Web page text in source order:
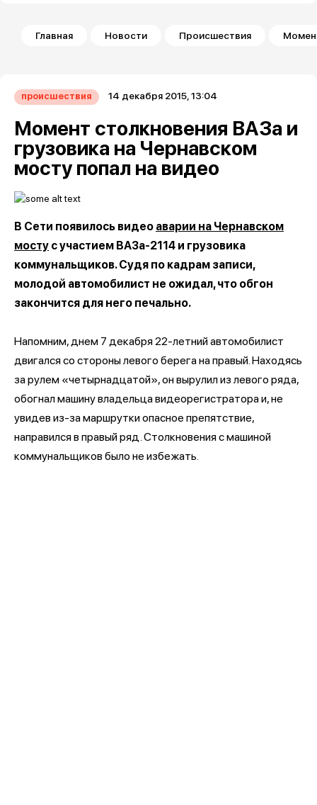
Строка навигации
Главная Новости Происшествия
происшествия 14 декабря 2015, 13:04
Момент столкновения ВАЗа и
грузовика на Чернавском
мосту попал на видео
В Сети появилось видео аварии на Чернавском
мосту с участием ВАЗа-2114 и грузовика
коммунальщиков. Судя по кадрам записи,
молодой автомобилист не ожидал, что обгон
закончится для него печально.
Напомним, днем 7 декабря 22-летний автомобилист
двигался со стороны левого берега на правый. Находясь
за рулем «четырнадцатой», он вырулил из левого ряда,
обогнал машину владельца видеорегистратора и, не
увидев из-за маршрутки опасное препятствие,
направился в правый ряд. Столкновения с машиной
коммунальщиков было не избежать.